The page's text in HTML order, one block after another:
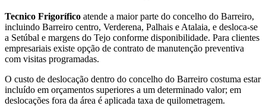
Tecnico Frigorífico atende a maior parte do concelho do Barreiro,
incluindo Barreiro centro, Verderena, Palhais e Atalaia, e desloca-se
a Setúbal e margens do Tejo conforme disponibilidade. Para clientes
empresariais existe opção de contrato de manutenção preventiva
com visitas programadas.
O custo de deslocação dentro do concelho do Barreiro costuma estar
incluído em orçamentos superiores a um determinado valor; em
deslocações fora da área é aplicada taxa de quilometragem.